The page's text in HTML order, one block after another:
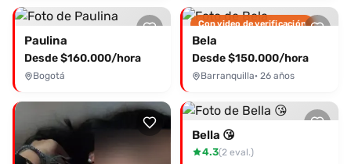
Paulina
Desde $160.000/hora
Bogotá
Con video de verificación
Bela
Desde $150.000/hora
Barranquilla· 26 años
Bella 😘
4.3(2 eval.)